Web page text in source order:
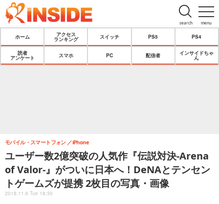
menu
search
ホーム
アクセス
ランキング
スイッチ PS5 PS4
読者
アンケート
スマホ PC 配信者
インサイドちゃ
ん
ユーザー数2億突破の人気作『伝説対決-Arena
of Valor-』がついに日本へ！DeNAとテンセン
トゲームズが提携 2枚目の写真・画像
モバイル・スマートフォン iPhone
2018.11.6 Tue 18:30